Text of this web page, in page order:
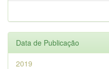
Data de Publicação
2019